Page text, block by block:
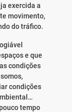
exercida a
movimento,
do tráfico.
e que
condições
condições
tempo